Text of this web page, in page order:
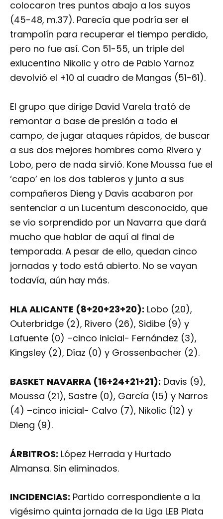
colocaron tres puntos abajo a los suyos
(45-48, m.37). Parecía que podría ser el
trampolín para recuperar el tiempo perdido,
pero no fue así. Con 51-55, un triple del
exlucentino Nikolic y otro de Pablo Yarnoz
devolvió el +10 al cuadro de Mangas (51-61).
El grupo que dirige David Varela trató de
remontar a base de presión a todo el
campo, de jugar ataques rápidos, de buscar
a sus dos mejores hombres como Rivero y
Lobo, pero de nada sirvió. Kone Moussa fue el
‘capo’ en los dos tableros y junto a sus
compañeros Dieng y Davis acabaron por
sentenciar a un Lucentum desconocido, que
se vio sorprendido por un Navarra que dará
mucho que hablar de aquí al final de
temporada. A pesar de ello, quedan cinco
jornadas y todo está abierto. No se vayan
todavía, aún hay más.
HLA ALICANTE (8+20+23+20): Lobo (20),
Outerbridge (2), Rivero (26), Sidibe (9) y
Lafuente (0) –cinco inicial- Fernández (3),
Kingsley (2), Díaz (0) y Grossenbacher (2).
BASKET NAVARRA (16+24+21+21): Davis (9),
Moussa (21), Sastre (0), García (15) y Narros
(4) –cinco inicial- Calvo (7), Nikolic (12) y
Dieng (9).
ÁRBITROS: López Herrada y Hurtado
Almansa. Sin eliminados.
INCIDENCIAS: Partido correspondiente a la
vigésimo quinta jornada de la Liga LEB Plata